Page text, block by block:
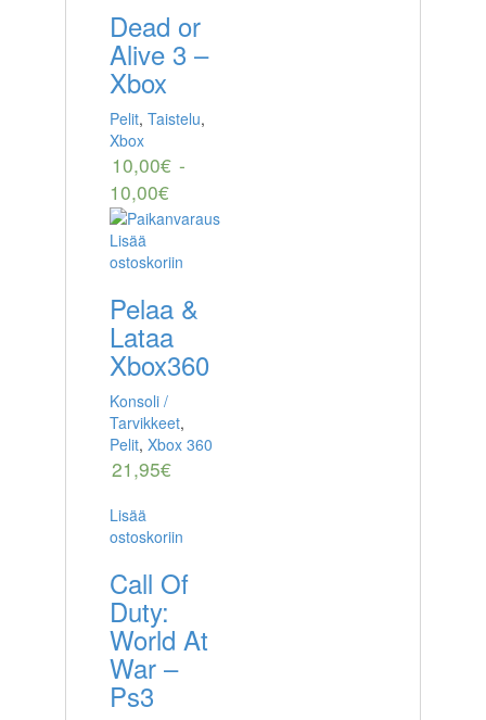
Dead or
Alive 3 –
Xbox
Pelit, Taistelu,
Xbox
10,00€ -
10,00€
Lisää
ostoskoriin
Pelaa &
Lataa
Xbox360
Konsoli /
Tarvikkeet,
Pelit, Xbox 360
21,95€
Lisää
ostoskoriin
Call Of
Duty:
World At
War –
Ps3